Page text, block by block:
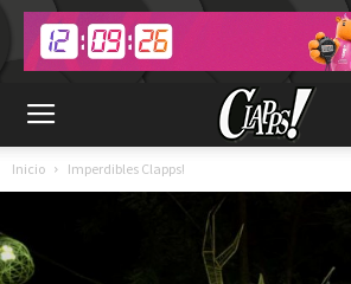
Inicio Imperdibles Clapps!